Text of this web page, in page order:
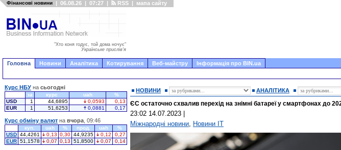
Фінансові новини | 06.08.26 | 07:27 | RSS | мапа сайту
"Хто коня годує, той дома ночує"
Українське прислів'я
Головна Новини Аналітика Котирування Веб-майстру Інформація про BIN.ua
НОВИНИ АНАЛІТИКА
ЄС остаточно схвалив перехід на знімні батареї у смартфонах до
23:02 14.07.2023
Міжнародні новини, Новини IT
Курс НБУ на сьогодні
за курс uah
%
USD
1 44,6895 0,0593
0,13
EUR
1 51,6253 0,0881 0,17
Курс обміну валют на вчора , 09:46
куп. uah % прод. uah
%
USD 44,4261 0,13 0,30 44,9235 0,12
0,27
EUR 51,1578 0,07 0,13 51,8500 0,07 0,14